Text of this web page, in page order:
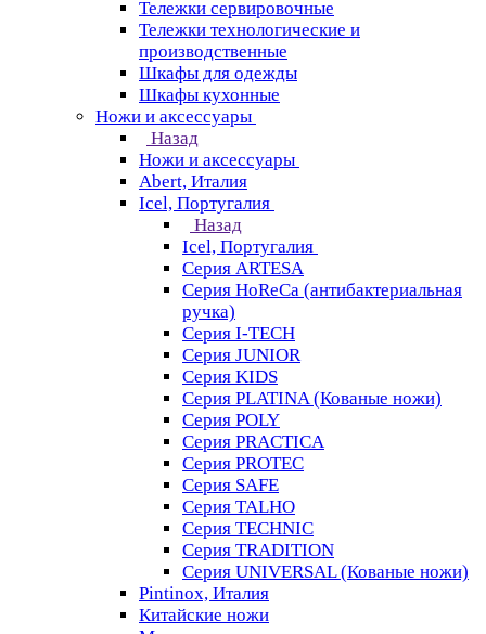
Тележки сервировочные
Тележки технологические и
производственные
Шкафы для одежды
Шкафы кухонные
Ножи и аксессуары
Назад
Ножи и аксессуары
Abert, Италия
Icel, Португалия
Назад
Icel, Португалия
Серия ARTESA
Серия HoReCa (антибактериальная
ручка)
Серия I-TECH
Серия JUNIOR
Серия KIDS
Серия PLATINA (Кованые ножи)
Серия POLY
Серия PRACTICA
Серия PROTEC
Серия SAFE
Серия TALHO
Серия TECHNIC
Серия TRADITION
Серия UNIVERSAL (Кованые ножи)
Pintinox, Италия
Китайские ножи